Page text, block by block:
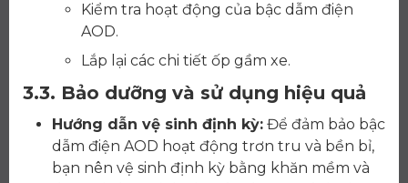
Kiểm tra hoạt động của bậc dẫm điện
AOD.
Lắp lại các chi tiết ốp gầm xe.
3.3. Bảo dưỡng và sử dụng hiệu quả
Hướng dẫn vệ sinh định kỳ: Để đảm bảo bậc
dẫm điện AOD hoạt động trơn tru và bền bỉ,
bạn nên vệ sinh định kỳ bằng khăn mềm và